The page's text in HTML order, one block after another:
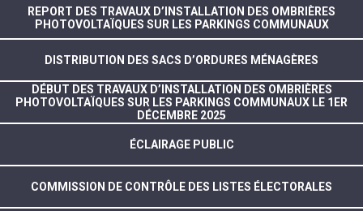
REPORT DES TRAVAUX D’INSTALLATION DES OMBRIÈRES
PHOTOVOLTAÏQUES SUR LES PARKINGS COMMUNAUX
DISTRIBUTION DES SACS D’ORDURES MÉNAGÈRES
DÉBUT DES TRAVAUX D’INSTALLATION DES OMBRIÈRES
PHOTOVOLTAÏQUES SUR LES PARKINGS COMMUNAUX LE 1ER
DÉCEMBRE 2025
ÉCLAIRAGE PUBLIC
COMMISSION DE CONTRÔLE DES LISTES ÉLECTORALES